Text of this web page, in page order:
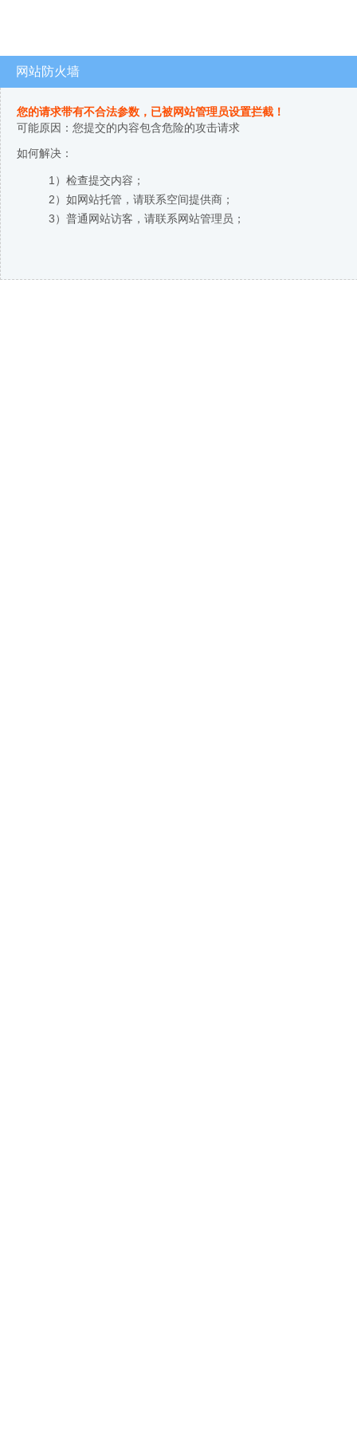
网站防火墙
您的请求带有不合法参数，已被网站管理员设置拦截！
可能原因：您提交的内容包含危险的攻击请求
如何解决：
1）检查提交内容；
2）如网站托管，请联系空间提供商；
3）普通网站访客，请联系网站管理员；